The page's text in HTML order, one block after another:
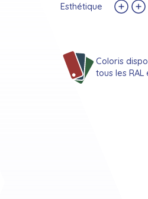
Esthétique
Coloris
tous les RAL